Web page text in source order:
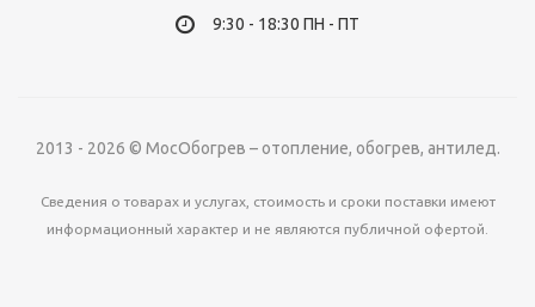
9:30 - 18:30 ПН - ПТ
2013 - 2026 © МосОбогрев – отопление, обогрев, антилед.
Сведения о товарах и услугах, стоимость и сроки поставки имеют
информационный характер и не являются публичной офертой.